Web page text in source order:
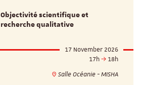
Objectivité scientifique et
recherche qualitative
17 November 2026
17h
18h
Salle Océanie - MISHA